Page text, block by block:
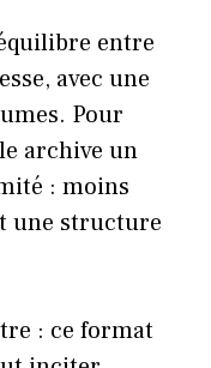
entre
avec une
Pour
archive un
: moins
une structure
: ce format